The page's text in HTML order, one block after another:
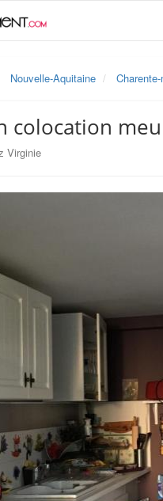
Nouvelle-Aquitaine
colocation
Virginie